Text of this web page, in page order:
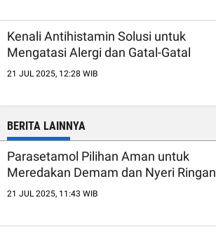
Kenali Antihistamin Solusi untuk
Mengatasi Alergi dan Gatal-Gatal
21 JUL 2025, 12:28 WIB
BERITA LAINNYA
Parasetamol Pilihan Aman untuk
Meredakan Demam dan Nyeri Ringan
21 JUL 2025, 11:43 WIB